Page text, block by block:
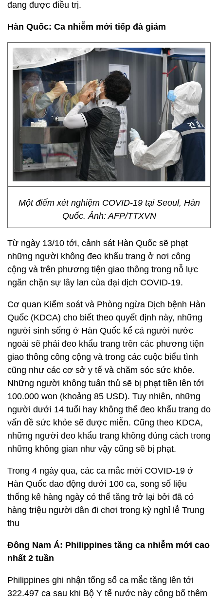
đang được điều trị.
Hàn Quốc: Ca nhiễm mới tiếp đà giảm
Một điểm xét nghiệm COVID-19 tại Seoul, Hàn
Quốc. Ảnh: AFP/TTXVN
Từ ngày 13/10 tới, cảnh sát Hàn Quốc sẽ phạt
những người không đeo khẩu trang ở nơi công
cộng và trên phương tiện giao thông trong nỗ lực
ngăn chặn sự lây lan của đại dịch COVID-19.
Cơ quan Kiểm soát và Phòng ngừa Dịch bệnh Hàn
Quốc (KDCA) cho biết theo quyết định này, những
người sinh sống ở Hàn Quốc kể cả người nước
ngoài sẽ phải đeo khẩu trang trên các phương tiện
giao thông công cộng và trong các cuộc biểu tình
cũng như các cơ sở y tế và chăm sóc sức khỏe.
Những người không tuân thủ sẽ bị phạt tiền lên tới
100.000 won (khoảng 85 USD). Tuy nhiên, những
người dưới 14 tuổi hay không thể đeo khẩu trang do
vấn đề sức khỏe sẽ được miễn. Cũng theo KDCA,
những người đeo khẩu trang không đúng cách trong
những không gian như vậy cũng sẽ bị phạt.
Trong 4 ngày qua, các ca mắc mới COVID-19 ở
Hàn Quốc dao động dưới 100 ca, song số liệu
thống kê hàng ngày có thể tăng trở lại bởi đã có
hàng triệu người dân đi chơi trong kỳ nghỉ lễ Trung
thu
Đông Nam Á: Philippines tăng ca nhiễm mới cao
nhất 2 tuần
Philippines ghi nhận tổng số ca mắc tăng lên tới
322.497 ca sau khi Bộ Y tế nước này công bố thêm